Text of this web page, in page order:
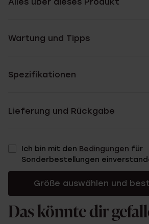
Wartung und Tipps
Spezifikationen
Lieferung und Rückgabe
Ich bin mit den Bedingungen für
Sonderbestellungen
Größe auswählen und
Das könnte dir